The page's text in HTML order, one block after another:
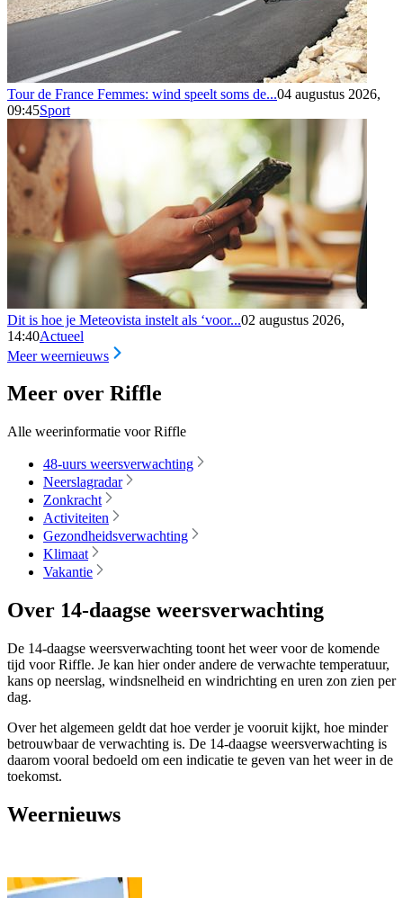
Tour de France Femmes: wind speelt soms de...04 augustus 2026,
09:45Sport
Dit is hoe je Meteovista instelt als ‘voor...02 augustus 2026,
14:40Actueel
Meer weernieuws
Meer over Riffle
Alle weerinformatie voor Riffle
48-uurs weersverwachting
Neerslagradar
Zonkracht
Activiteiten
Gezondheidsverwachting
Klimaat
Vakantie
Over 14-daagse weersverwachting
De 14-daagse weersverwachting toont het weer voor de komende
tijd voor Riffle. Je kan hier onder andere de verwachte temperatuur,
kans op neerslag, windsnelheid en windrichting en uren zon zien per
dag.
Over het algemeen geldt dat hoe verder je vooruit kijkt, hoe minder
betrouwbaar de verwachting is. De 14-daagse weersverwachting is
daarom vooral bedoeld om een indicatie te geven van het weer in de
toekomst.
Weernieuws